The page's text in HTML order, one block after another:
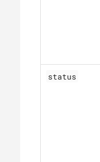
status